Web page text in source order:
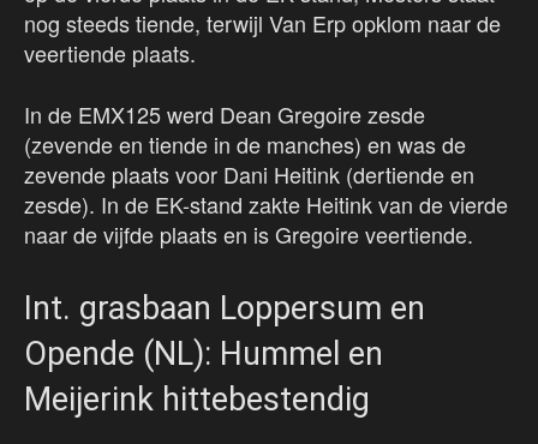
nog steeds tiende, terwijl Van Erp opklom naar de
veertiende plaats.
In de EMX125 werd Dean Gregoire zesde
(zevende en tiende in de manches) en was de
zevende plaats voor Dani Heitink (dertiende en
zesde). In de EK-stand zakte Heitink van de vierde
naar de vijfde plaats en is Gregoire veertiende.
Int. grasbaan Loppersum en
Opende (NL): Hummel en
Meijerink hittebestendig